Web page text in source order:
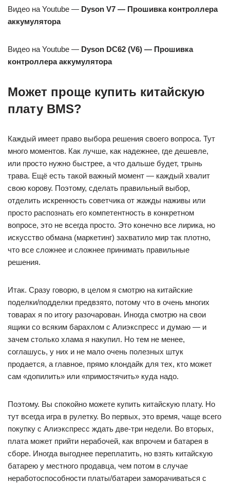
Видео на Youtube — Dyson V7 — Прошивка контроллера
аккумулятора
Видео на Youtube — Dyson DC62 (V6) — Прошивка
контроллера аккумулятора
Может проще купить китайскую
плату BMS?
Каждый имеет право выбора решения своего вопроса. Тут
много моментов. Как лучше, как надежнее, где дешевле,
или просто нужно быстрее, а что дальше будет, трынь
трава. Ещё есть такой важный момент — каждый хвалит
свою корову. Поэтому, сделать правильный выбор,
отделить искренность советчика от жажды наживы или
просто распознать его компетентность в конкретном
вопросе, это не всегда просто. Это конечно все лирика, но
искусство обмана (маркетинг) захватило мир так плотно,
что все сложнее и сложнее принимать правильные
решения.
Итак. Сразу говорю, в целом я смотрю на китайские
поделки/подделки предвзято, потому что в очень многих
товарах я по итогу разочарован. Иногда смотрю на свои
ящики со всяким барахлом с Алиэкспресс и думаю — и
зачем столько хлама я накупил. Но тем не менее,
соглашусь, у них и не мало очень полезных штук
продается, а главное, прямо клондайк для тех, кто может
сам «допилить» или «примостячить» куда надо.
Поэтому. Вы спокойно можете купить китайскую плату. Но
тут всегда игра в рулетку. Во первых, это время, чаще всего
покупку с Алиэкспресс ждать две-три недели. Во вторых,
плата может прийти нерабочей, как впрочем и батарея в
сборе. Иногда выгоднее переплатить, но взять китайскую
батарею у местного продавца, чем потом в случае
неработоспособности платы/батареи заморачиваться с